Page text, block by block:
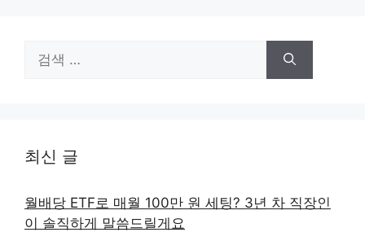
색:
최신 글
월배당 ETF로 매월 100만 원 세팅? 3년 차 직장인
이 솔직하게 말씀드릴게요